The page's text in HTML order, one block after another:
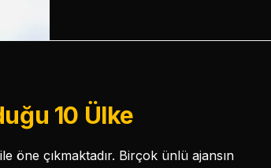
10 Ülke
öne çıkmaktadır. Birçok ünlü ajansın